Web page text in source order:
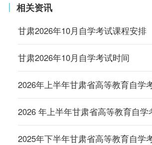
相关资讯
甘肃2026年10月自学考试课程安排
甘肃2026年10月自学考试时间
2026年上半年甘肃省高等教育自学
2025年下半年甘肃省高等教育自学